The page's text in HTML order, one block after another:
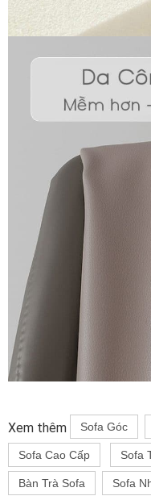
Xem thêm Sofa Góc
Sofa Cao Cấp Sofa
Bàn Trà Sofa Sofa